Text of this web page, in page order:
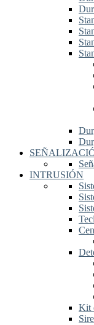
INTRUSIÓN
Kit